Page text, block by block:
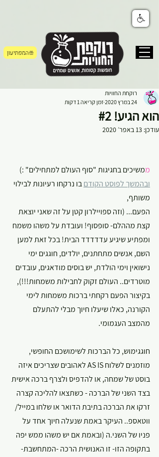
המפתיעון
הוא הגיע! #2
רוקחת החוויות
24 במרץ 2020
זמן קריאה 1 דקות
עודכן: 13 באפר׳ 2020
ממשיכים בחגיגות "סוף העולם למתחילים" :)
ובהמשך לפוסט הקודם בו נרקחו רעיונות לבילוי
משותף,
הפעם... (וזה ספויילרון קטן על זה שאני יוצאת
קצת מההלם- סופסוף! ועובדת על משהו משמח
ומפתיע שיגיע עדדדדד הבית! בכל זאת למען
השם, אנשים מתחתנים, יולדים, חוגגים ימי
נישואין וימי הולדת, יש בוסים מודאגים, עובדים
מוטרדים.. העולם זקוק לחבילות משמחות!!!),
בקיצור הפעם רקחתי ברכות משמחות לימי
הקורנה, כאלו שיעלו חיוך מבלי להתעלם
מהמצב העגמומי.
חוגגימוש, כל הברכות לשימושכם החופשי,
מוזמנים לשלוח AS IS לאהובים שצריכים איזה
בוסט של שמחה, או להדפיס ולצרף ברכה אישית
בצד השני של הברכה - כשתצאו להליכה קצרה
זרקו את הברכה בתיבת הדואר או שלחו במייל/
ווטאספ.. העיקר באמת שנעלה חיוך אחד על
פניו של השני.ה (ובאמת אם יש משהו ממש יפה
בתקופה הזו- זו האנושית הרכה -המתחשבת-